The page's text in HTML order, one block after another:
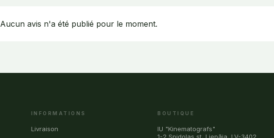
Aucun avis n'a été publié pour le moment.
INFORMATIONS
Livraison
BOUTIQUE
IU "Kinematografs"